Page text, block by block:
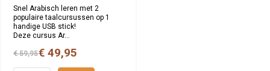
Snel Arabisch leren met 2
populaire taalcursussen op 1
handige USB stick!
Deze cursus Ar...
€ 59,95€ 49,95